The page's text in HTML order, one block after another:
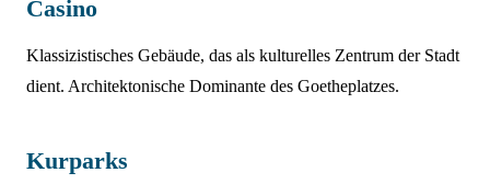
Casino
Klassizistisches Gebäude, das als kulturelles Zentrum der Stadt
dient. Architektonische Dominante des Goetheplatzes.
Kurparks